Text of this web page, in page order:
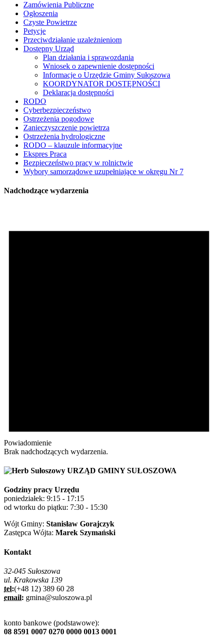
Zamówienia Publiczne
Ogłoszenia
Czyste Powietrze
Petycje
Przeciwdziałanie uzależnieniom
Dostępny Urząd
Plan działania i sprawozdania
Wniosek o zapewnienie dostępności
Informacje o Urzędzie Gminy Sułoszowa
KOORDYNATOR DOSTĘPNOŚCI
Deklaracja dostępności
RODO
Cyberbezpieczeństwo
Ostrzeżenia pogodowe
Zanieczyszczenie powietrza
Ostrzeżenia hydrologiczne
RODO – klauzule informacyjne
Ekspres Praca
Bezpieczeństwo pracy w rolnictwie
Wybory samorządowe uzupełniające w okręgu Nr 7
Nadchodzące wydarzenia
Powiadomienie
Brak nadchodzących wydarzenia.
URZĄD GMINY SUŁOSZOWA
Godziny pracy Urzędu
poniedziałek: 9:15 - 17:15
od wtorku do piątku: 7:30 - 15:30
Wójt Gminy: Stanisław Gorajczyk
Zastępca Wójta: Marek Szymański
Kontakt
32-045 Sułoszowa
ul. Krakowska 139
tel:(+48 12) 389 60 28
email: gmina@suloszowa.pl
konto bankowe (podstawowe):
08 8591 0007 0270 0000 0013 0001